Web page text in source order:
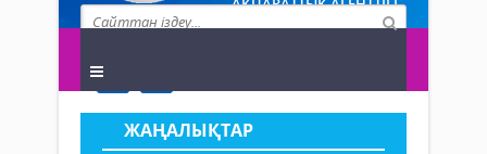
ЖАҢАЛЫҚТАР